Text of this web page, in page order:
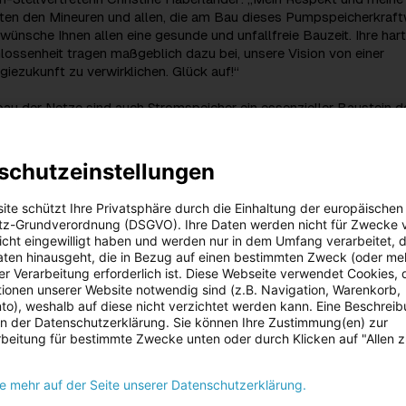
den Mineuren und allen, die am Bau dieses
Ihnen allen eine gesunde und unfallfreie Bauzeit. Ihre
tragen maßgeblich dazu bei, unsere Vision von einer
zu verwirklichen. Glück auf!“
der Netze sind auch Stromspeicher ein essenzieller Baustein
dem Bau des Pumpspeicherkraftwerks Ebensee leistet unser
Energie AG einen wesentlichen Beitrag zur Umsetzung der
Der heutige Tunnelanstich als Auftakt für die
Pumpspeicherkraftwerk ist hier ein weiterer Meilenstein. Denn es
erneuerbare Energie bestmöglich zu nutzen, sondern auch um
hohen Versorgungsqualität und Versorgungssicherheit. Das ist
gerade für Oberösterreich als
Energie AG-Aufsichtsratsvorsitzender und Wirtschafts-
Achleitner.
Ebensee unterstützt uns auf unserem Weg in eine
Wir als Energie AG sind davon überzeugt, dass wir die
haben, langfristig zu denken“, führt Energie AG-
und fügt hinzu: „Um die nachhaltig erzeugte Energie dann
am meisten gebraucht wird, braucht es Speicherkapazitäten.
in Ebensee ist ein wichtiger Baustein dafür und wird
schützt Ihre Privatsphäre durch die Einhaltung der europäischen
Grundverordnung (DSGVO). Ihre Daten werden nicht für Zwecke
eingewilligt haben und werden nur in dem Umfang verarbeitet,
hinausgeht, die in Bezug auf einen bestimmten Zweck (oder
Verarbeitung erforderlich ist. Diese Webseite verwendet Cookies,
unserer Website notwendig sind (z.B. Navigation, Warenkorb,
weshalb auf diese nicht verzichtet werden kann. Eine
der Datenschutzerklärung. Sie können Ihre Zustimmung(en) zur
für bestimmte Zwecke unten oder durch Klicken auf "Allen
mehr auf der Seite unserer Datenschutzerklärung.